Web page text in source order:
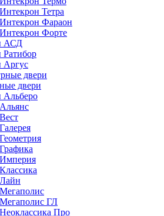
Интекрон Тетра
Интекрон Фараон
Интекрон Форте
АСД
Ратибор
Аргус
двери
двери
Альберо
Альянс
Вест
Галерея
Геометрия
Графика
Империя
Классика
Лайн
Мегаполис
Мегаполис ГЛ
Неоклассика Про